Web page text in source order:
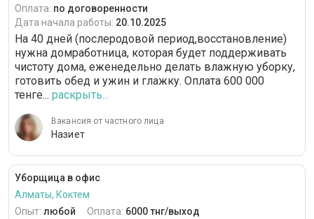
Оплата: по договоренности
Дата начала работы: 20.10.2025
На 40 дней (послеродовой период,восстановление)
нужна домработница, которая будет поддерживать
чистоту дома, еженедельно делать влажную уборку,
готовить обед и ужин и глажку. Оплата 600 000
тенге... раскрыть...
Вакансия от частного лица
Назиет
Уборщица в офис
Алматы, Коктем
Опыт: любой Оплата: 6000 тнг/выход